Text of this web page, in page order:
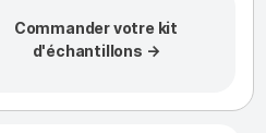
Commander votre kit
d'échantillons →